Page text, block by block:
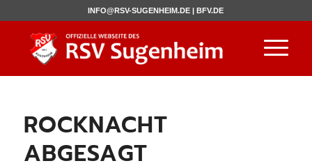
INFO@RSV-SUGENHEIM.DE |BFV.DE
ROCKNACHT
ABGESAGT